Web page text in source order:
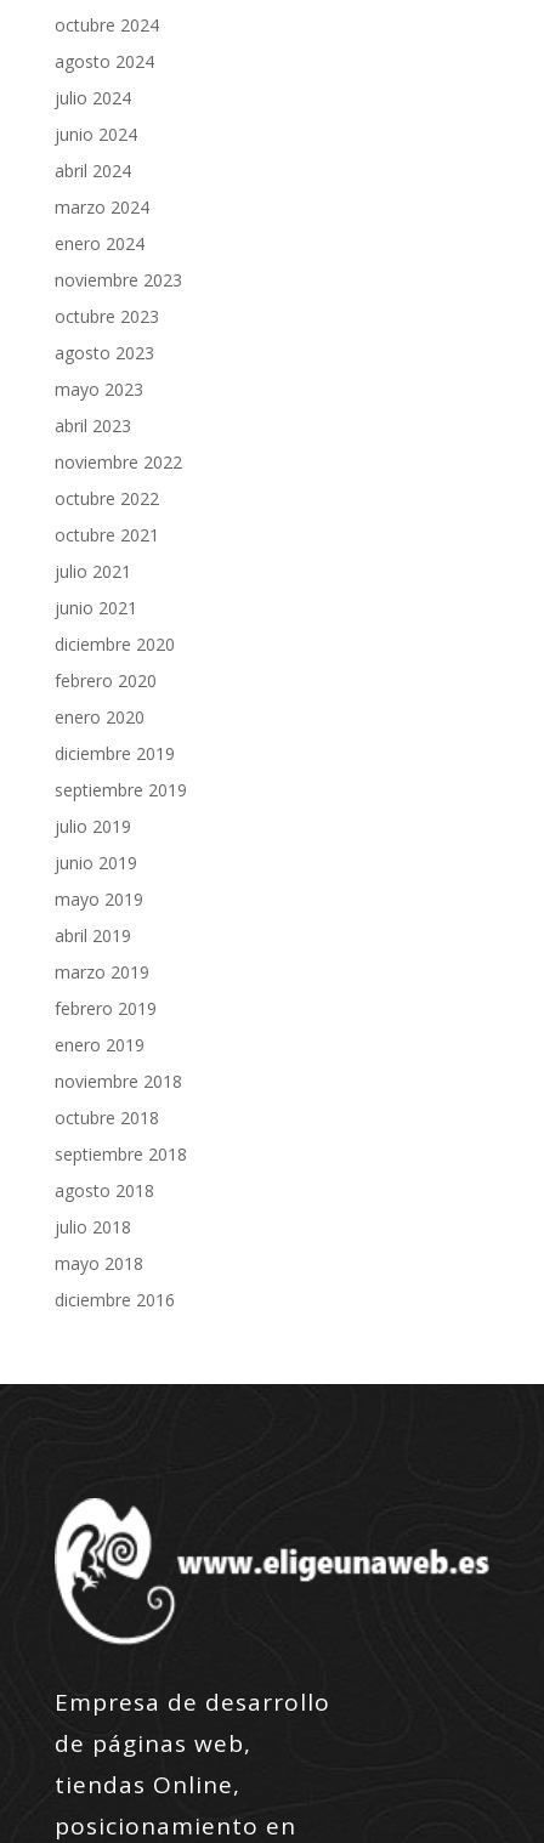
octubre 2024
agosto 2024
julio 2024
junio 2024
abril 2024
marzo 2024
enero 2024
noviembre 2023
octubre 2023
agosto 2023
mayo 2023
abril 2023
noviembre 2022
octubre 2022
octubre 2021
julio 2021
junio 2021
diciembre 2020
febrero 2020
enero 2020
diciembre 2019
septiembre 2019
julio 2019
junio 2019
mayo 2019
abril 2019
marzo 2019
febrero 2019
enero 2019
noviembre 2018
octubre 2018
septiembre 2018
agosto 2018
julio 2018
mayo 2018
diciembre 2016
Empresa de desarrollo
de páginas web,
tiendas Online,
posicionamiento en